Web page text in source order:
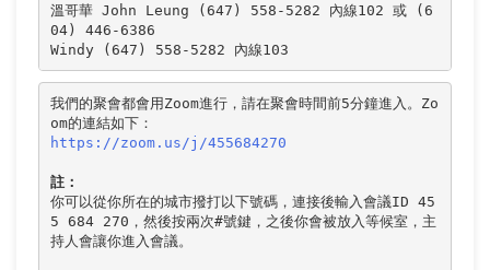
溫哥華 John Leung (647) 558-5282 內線102 或 (6
04) 446-6386
Windy (647) 558-5282 內線103
我們的聚會都會用Zoom進行，請在聚會時間前5分鐘進入。Zo
https://zoom.us/j/455684270
註：
你可以從你所在的城市撥打以下號碼，連接後輸入會議ID 45
5 684 270，然後按兩次#號鍵，之後你會被放入等候室，主
持人會讓你進入會議。